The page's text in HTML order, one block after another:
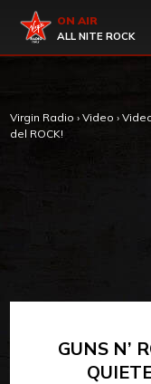
Virgin Radio
ON AIR
ALL NITE ROCK
Virgin Radio › Video ›
del ROCK!
GUNS N’